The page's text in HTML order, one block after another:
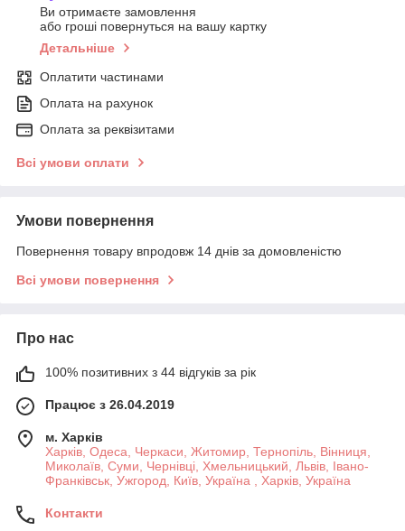
Ви отримаєте замовлення
або гроші повернуться на вашу картку
Детальніше
Оплатити частинами
Оплата на рахунок
Оплата за реквізитами
Всі умови оплати
Умови повернення
Повернення товару впродовж 14 днів за домовленістю
Всі умови повернення
Про нас
100% позитивних з 44 відгуків за рік
Працює з 26.04.2019
м. Харків
Харків, Одеса, Черкаси, Житомир, Тернопіль, Вінниця,
Миколаїв, Суми, Чернівці, Хмельницький, Львів, Івано-
Франківськ, Ужгород, Київ, Україна , Харків, Україна
Контакти